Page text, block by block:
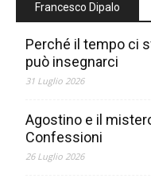
Francesco Dipalo
Perché il tempo ci
può insegnarci
31 Luglio 2026
Agostino e il
Confessioni
26 Luglio 2026